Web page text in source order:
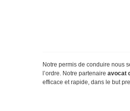
Notre permis de conduire nous
l’ordre. Notre partenaire avocat
efficace et rapide, dans le but